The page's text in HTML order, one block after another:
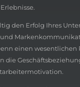
den Erfolg Ihres
einen wesentlichen
die